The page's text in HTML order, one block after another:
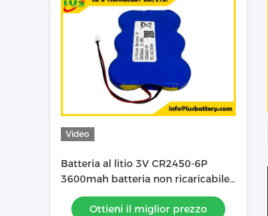
Video
Batteria al litio 3V CR2450-6P
3600mah batteria non ricaricabile
OEM
Ottieni il miglior prezzo